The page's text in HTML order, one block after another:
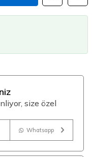
size özel
Whatsapp